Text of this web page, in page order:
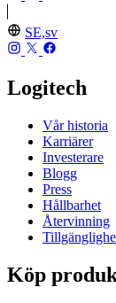
SE,sv
Logitech
Vår historia
Karriärer
Investerare
Blogg
Press
Hållbarhet
Återvinning
Köp